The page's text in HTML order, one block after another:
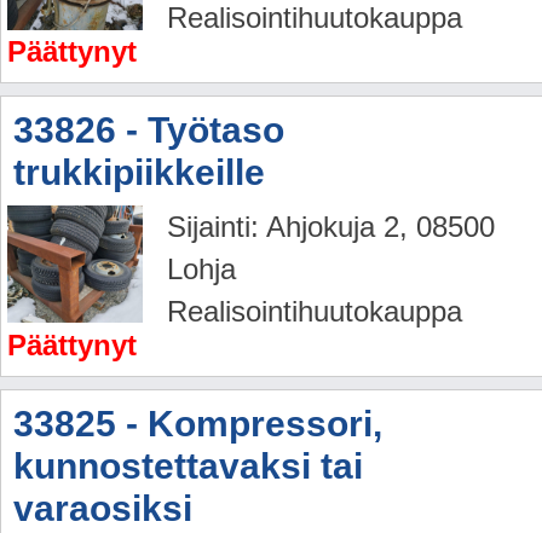
Realisointihuutokauppa
Päättynyt
33826 - Työtaso
trukkipiikkeille
Sijainti: Ahjokuja 2, 08500
Lohja
Realisointihuutokauppa
Päättynyt
33825 - Kompressori,
kunnostettavaksi tai
varaosiksi